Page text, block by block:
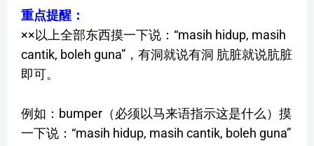
重点提醒：
××以上全部东西摸一下说：“masih hidup, masih
cantik, boleh guna”，有洞就说有洞 肮脏就说肮脏
即可。
例如：bumper（必须以马来语指示这是什么）摸
一下说：“masih hidup, masih cantik, boleh guna”